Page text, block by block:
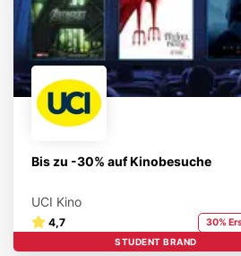
Bis zu -30% auf Kinobesuche
UCI Kino
4,7 30%
STUDENT BRAND